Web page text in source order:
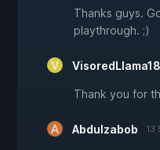
Thanks guys.
playthrough. ;)
Thank you for
Abdulzabob 13